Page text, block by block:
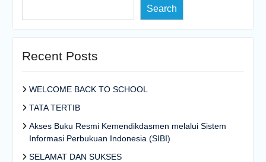
Search
Recent Posts
WELCOME BACK TO SCHOOL
TATA TERTIB
Akses Buku Resmi Kemendikdasmen melalui Sistem
Informasi Perbukuan Indonesia (SIBI)
SELAMAT DAN SUKSES